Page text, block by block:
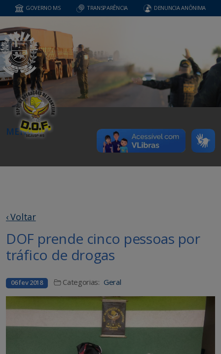
GOVERNO MS TRANSPARÊNCIA DENUNCIA ANÔNIMA
MENU
‹ Voltar
DOF prende cinco pessoas por
tráfico de drogas
06 fev 2018 Categorias: Geral